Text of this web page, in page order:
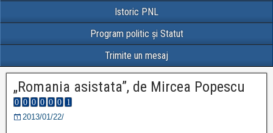
Istoric PNL
Program politic și Statut
Trimite un mesaj
„Romania asistata”, de Mircea Popescu
2013/01/22/